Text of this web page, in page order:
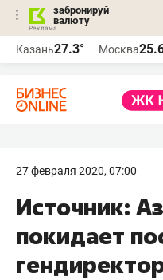
забронируй
валюту
Казань27.3° Москва
27 февраля 2020, 07:00
Источник:
покидает